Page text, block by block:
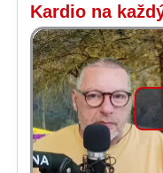
Kardio na